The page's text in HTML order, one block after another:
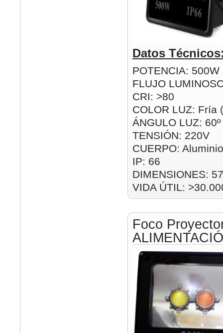
Datos
POTENCIA: 500W
FLUJO
CRI: >80
COLOR LUZ: Fría
ÁNGULO LUZ: 60º
TENSIÓN: 220V
CUERPO: Aluminio
IP: 66
DIMENSIONES:
VIDA ÚTIL:
Foco